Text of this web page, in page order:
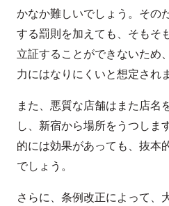
かなか難しいでしょう。その
する罰則を加えても、そもそ
立証することができないため
力にはなりにくいと想定されま
また、悪質な店舗はまた店名
し、新宿から場所をうつしま
的には効果があっても、抜本
でしょう。
さらに、条例改正によって、